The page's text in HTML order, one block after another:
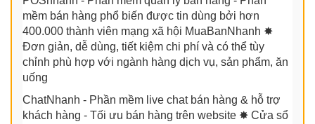
mềm bán hàng phổ biến được tin dùng bởi hơn
400.000 thành viên mạng xã hội MuaBanNhanh ✸
Đơn giản, dễ dùng, tiết kiệm chi phí và có thể tùy
chỉnh phù hợp với ngành hàng dịch vụ, sản phẩm, ăn
uống
ChatNhanh - Phần mềm live chat bán hàng & hỗ trợ
khách hàng - Tối ưu bán hàng trên website ✸ Cửa sổ